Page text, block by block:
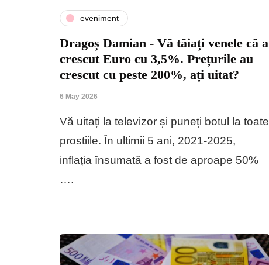
eveniment
Dragoș Damian - Vă tăiați venele că a
crescut Euro cu 3,5%. Prețurile au
crescut cu peste 200%, ați uitat?
6 May 2026
Vă uitați la televizor și puneți botul la toate
prostiile. În ultimii 5 ani, 2021-2025,
inflația însumată a fost de aproape 50%
….